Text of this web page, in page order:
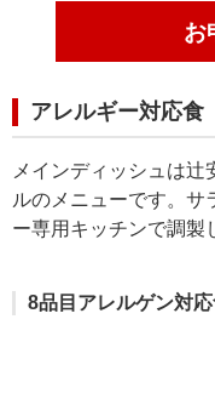
お
アレルギー対応食
メインディッシュは
ルのメニューです。サ
ー専用キッチンで調製
8品目アレルゲン対